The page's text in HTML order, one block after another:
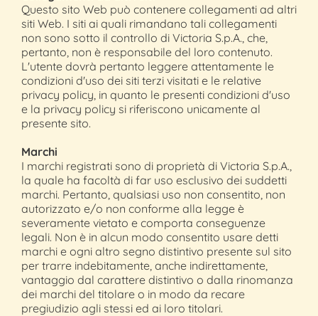
Questo sito Web può contenere collegamenti ad altri
siti Web. I siti ai quali rimandano tali collegamenti
non sono sotto il controllo di Victoria S.p.A., che,
pertanto, non è responsabile del loro contenuto.
L'utente dovrà pertanto leggere attentamente le
condizioni d'uso dei siti terzi visitati e le relative
privacy policy, in quanto le presenti condizioni d'uso
e la privacy policy si riferiscono unicamente al
presente sito.
Marchi
I marchi registrati sono di proprietà di Victoria S.p.A.,
la quale ha facoltà di far uso esclusivo dei suddetti
marchi. Pertanto, qualsiasi uso non consentito, non
autorizzato e/o non conforme alla legge è
severamente vietato e comporta conseguenze
legali. Non è in alcun modo consentito usare detti
marchi e ogni altro segno distintivo presente sul sito
per trarre indebitamente, anche indirettamente,
vantaggio dal carattere distintivo o dalla rinomanza
dei marchi del titolare o in modo da recare
pregiudizio agli stessi ed ai loro titolari.